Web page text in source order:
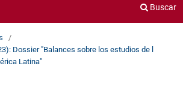
Buscar
/
Dossier "Balances sobre los estudios de l
Latina"